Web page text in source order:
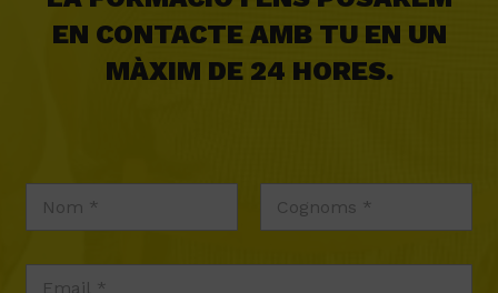
EN CONTACTE AMB TU EN UN
MÀXIM DE 24 HORES.